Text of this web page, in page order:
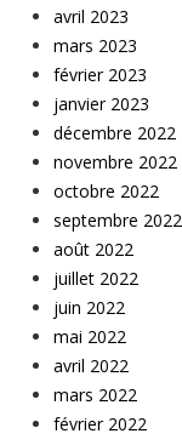
avril 2023
mars 2023
février 2023
janvier 2023
décembre 2022
novembre 2022
octobre 2022
septembre 2022
août 2022
juillet 2022
juin 2022
mai 2022
avril 2022
mars 2022
février 2022